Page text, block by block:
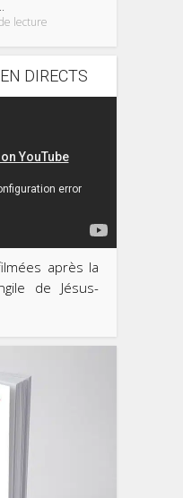
lecture
DIRECTS
après la
de Jésus-